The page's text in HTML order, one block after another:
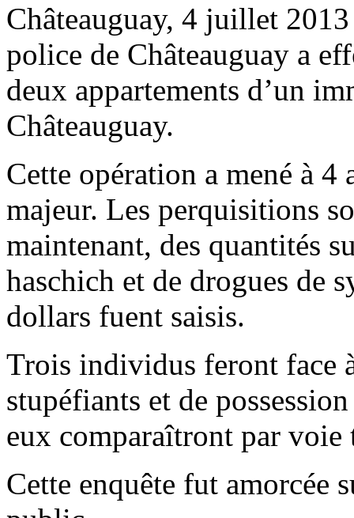
Châteauguay, 4 juillet
police de Châteauguay a
deux appartements d’un
Châteauguay.
Cette opération a mené à 4
majeur. Les perquisitions
maintenant, des quantités
haschich et de drogues de
dollars fuent saisis.
Trois individus feront face
stupéfiants et de
eux comparaîtront par voie
Cette enquête fut amorcée